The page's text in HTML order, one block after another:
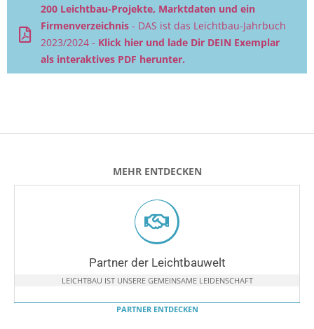
200 Leichtbau-Projekte, Marktdaten und ein
Firmenverzeichnis - DAS ist das Leichtbau-Jahrbuch
2023/2024 - Klick hier und lade Dir DEIN Exemplar
als interaktives PDF herunter.
MEHR ENTDECKEN
Partner der Leichtbauwelt
LEICHTBAU IST UNSERE GEMEINSAME LEIDENSCHAFT
PARTNER ENTDECKEN